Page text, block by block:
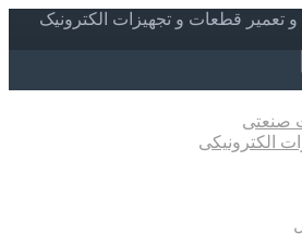
قطعات و تجهیزات الکترونیک
صنعتی
الکترونیکی